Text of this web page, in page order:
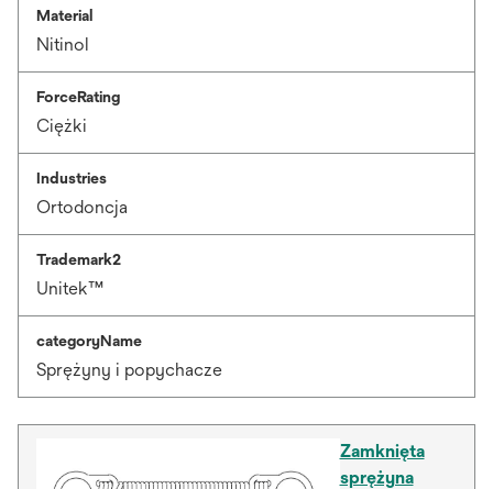
Material
Nitinol
ForceRating
Ciężki
Industries
Ortodoncja
Trademark2
Unitek™
categoryName
Sprężyny i popychacze
Zamknięta
sprężyna